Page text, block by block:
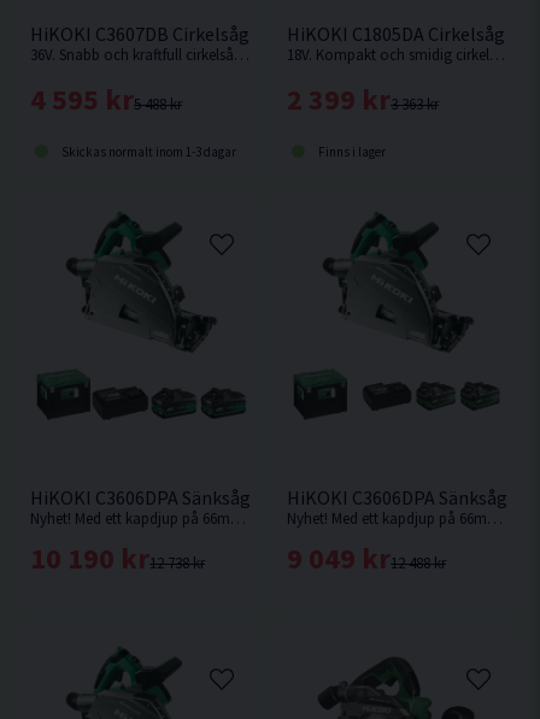
HiKOKI C3607DB Cirkelsåg 190mm 36V
36V. Snabb och kraftfull cirkelsåg för tuffa jobb, såsom kapning och klyvning, även av tryckimpregnerat virke. Levereras utan batteri och laddare.
5 488 kr
4 595 kr
Skickas normalt inom 1-3 dagar
HiKOKI C1805DA Cirkelsåg
18V. Kompakt och smidig cirkelsåg med hög kapacitet från HiKOKI. Levereras utan batteri och laddare. Trallskolan kampanj - Levereras inklusive 1st extra sågklinga.
3 363 kr
2 399 kr
Finns i lager
HiKOKI C3606DPA Sänksåg 36V 165mm (2x4,0Ah) Inkl 800mm
Nyhet! Med ett kapdjup på 66mm med skena vid 90° är denna sänksåg från HiKOKI Powertools väl värd en plats i maskinparken.
12 738 kr
10 190 kr
HiKOKI C3606DPA Sänksåg
Nyhet! Med ett kapdjup på 66mm med skena vid 90° är denna sänksåg från HiKOKI Powertools väl värd en plats i maskinparken.
12 488 kr
9 049 kr